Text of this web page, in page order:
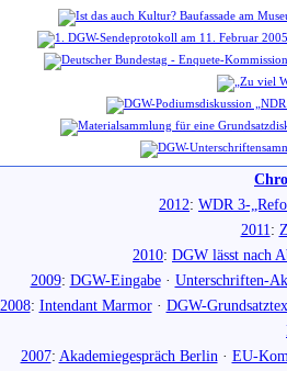
2012: WDR 3-
2011:
2010: DGW lässt nach
2009: DGW-Eingabe· Unterschriften-
2008: Intendant Marmor· DGW-
2007: Akademiegespräch Berlin · EU-